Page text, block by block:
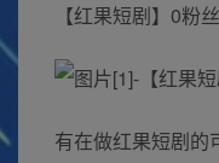
【红果短剧】0粉
有在做红果短剧的